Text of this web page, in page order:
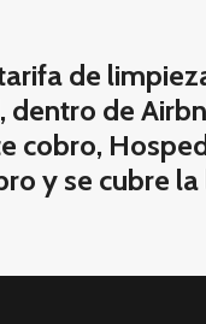
de
dentro de
cobro,
y se cubre